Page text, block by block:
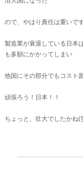
ので、やはり責任は重いで
製造業が衰退している日本
も多額にかかってしまい
他国にその部分でもコスト
頑張ろう！日本！！
ちょっと、壮大でしたかね(
投